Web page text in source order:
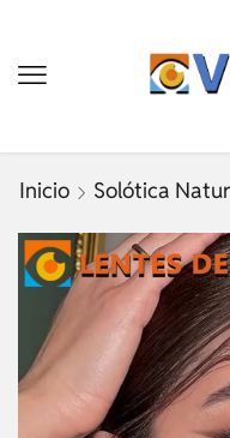
Inicio Solótica